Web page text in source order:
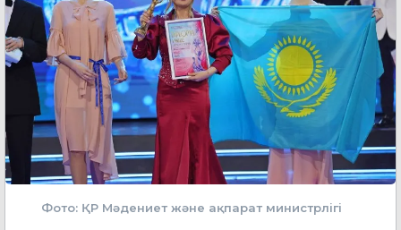
Фото: ҚР Мәдениет және ақпарат министрлігі